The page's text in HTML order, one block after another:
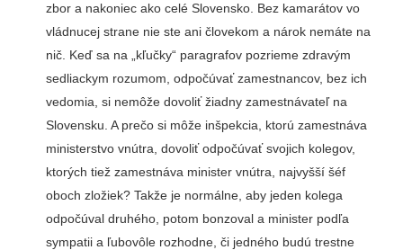
zbor a nakoniec ako celé Slovensko. Bez kamará­tov vo
vládnucej strane nie ste ani človekom a nárok nemáte na
nič. Keď sa na „kľučky“ paragrafov pozrieme zdra­vým
sedliackym rozumom, odpočúvať zamestnancov, bez ich
vedomia, si nemôže dovoliť žiadny zamestnáva­teľ na
Slovensku. A prečo si môže inšpekcia, ktorú za­mestnáva
ministerstvo vnútra, dovoliť odpočúvať svojich kolegov,
ktorých tiež zamest­náva minister vnútra, najvyšší šéf
oboch zložiek? Takže je normálne, aby jeden kolega
odpočúval druhého, potom bonzoval a minister podľa
sympatii a ľubovôle rozhod­ne, či jedného budú trestne